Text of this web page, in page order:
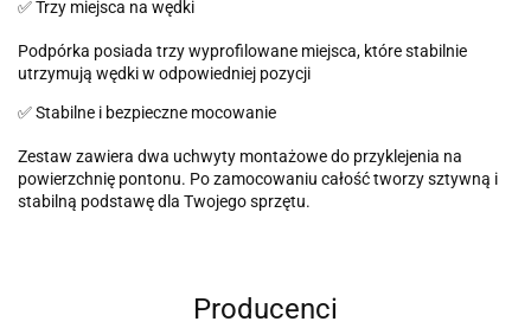
✅ Trzy miejsca na wędki
Podpórka posiada trzy wyprofilowane miejsca, które stabilnie
utrzymują wędki w odpowiedniej pozycji
✅ Stabilne i bezpieczne mocowanie
Zestaw zawiera dwa uchwyty montażowe do przyklejenia na
powierzchnię pontonu. Po zamocowaniu całość tworzy sztywną i
stabilną podstawę dla Twojego sprzętu.
Producenci